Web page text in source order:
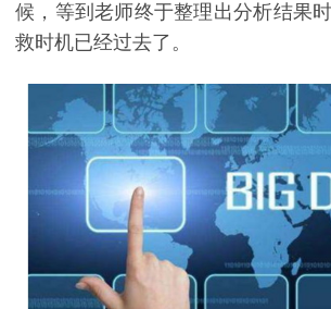
候，等到老师终于整理出分析结果
救时机已经过去了。